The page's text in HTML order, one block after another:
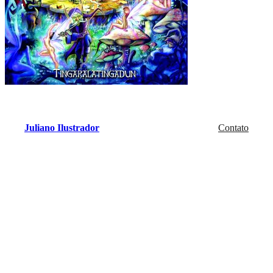
Juliano Ilustrador Contato